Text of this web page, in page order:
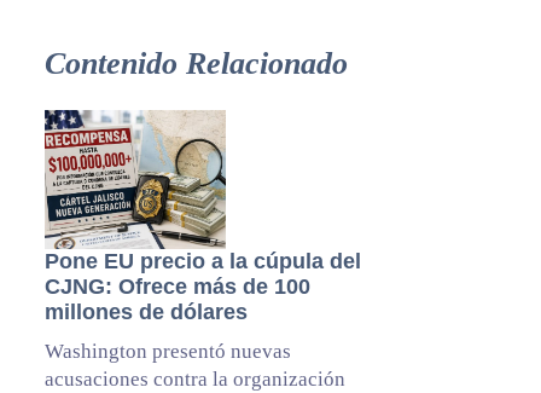
Contenido Relacionado
Pone EU precio a la cúpula del
CJNG: Ofrece más de 100
millones de dólares
Washington presentó nuevas
acusaciones contra la organización